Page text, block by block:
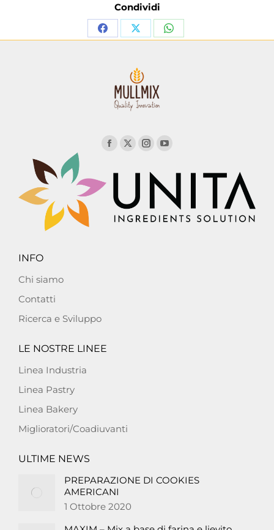
Condividi
INFO
Chi siamo
Contatti
Ricerca e Sviluppo
LE NOSTRE LINEE
Linea Industria
Linea Pastry
Linea Bakery
Miglioratori/Coadiuvanti
ULTIME NEWS
PREPARAZIONE DI COOKIES
AMERICANI
1 Ottobre 2020